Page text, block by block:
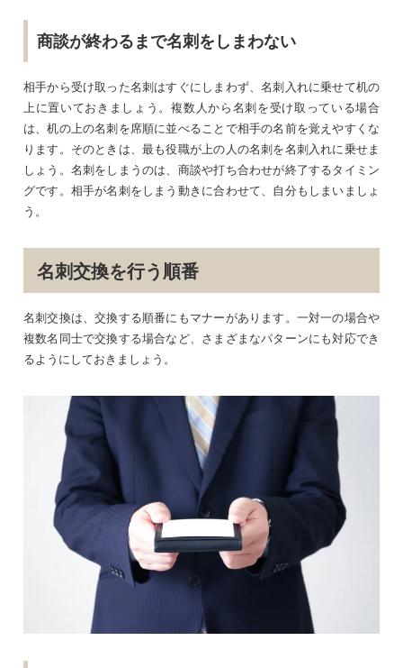
商談が終わるまで名刺をしまわない
相手から受け取った名刺はすぐにしまわず、名刺入れに乗せて机の
上に置いておきましょう。複数人から名刺を受け取っている場合
は、机の上の名刺を席順に並べることで相手の名前を覚えやすくな
ります。そのときは、最も役職が上の人の名刺を名刺入れに乗せま
しょう。名刺をしまうのは、商談や打ち合わせが終了するタイミン
グです。相手が名刺をしまう動きに合わせて、自分もしまいましょ
う。
名刺交換を行う順番
名刺交換は、交換する順番にもマナーがあります。一対一の場合や
複数名同士で交換する場合など、さまざまなパターンにも対応でき
るようにしておきましょう。